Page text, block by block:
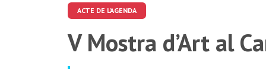
ACTE DE L'AGENDA
V Mostra d’Art al